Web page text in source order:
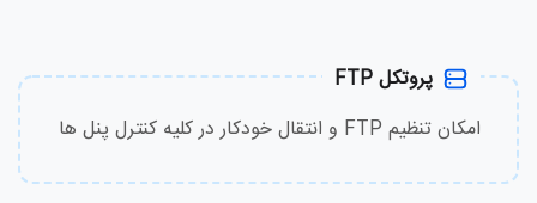
پروتکل FTP
امکان تنظیم FTP و انتقال خودکار در کلیه کنترل پنل ها